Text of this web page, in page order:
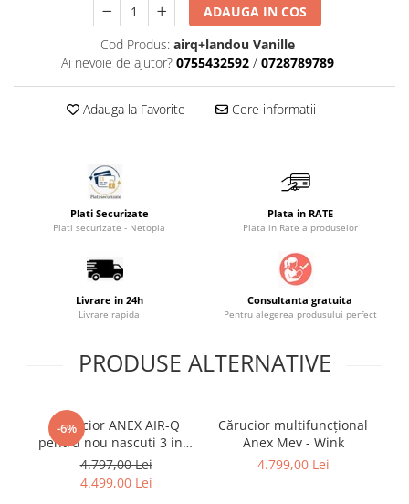
Saltele masa de infasat
Monitorizare video
Saltele patut
Protectie saltea patut
Saltele 140x70 cm
Saltele120x60 cm
Tablite magetice si accesorii
ADAUGA IN COS
Cod Produs: airq+landou Vanille
Ai nevoie de ajutor? 0755432592 / 0728789789
Adauga la Favorite Cere informatii
Plati Securizate
Plati securizate - Netopia
Plata in RATE
Plata in Rate a produselor
Livrare in 24h
Livrare rapida
Consultanta gratuita
Pentru alegerea produsului perfect
PRODUSE ALTERNATIVE
-6%
Carucior ANEX AIR-Q
pentru nou nascuti 3 in 1
cu landou pliabil
Karamell Scoica Maxi-
Cosi PEBBLE 360 PRO2
4.797,00 Lei
4.499,00 Lei
Cărucior multifuncțional
Anex Mev - Wink
4.799,00 Lei